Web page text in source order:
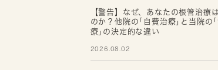
【警告】なぜ、あなたの根管治療
のか？他院の｢自費治療｣と当院の
療｣の決定的な違い
2026.08.02